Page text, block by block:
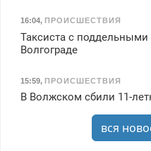
16:04, ПРОИСШЕСТВИЯ
Таксиста с
Волгограде
15:59, ПРОИСШЕСТВИЯ
В Волжском сбили 11-
вся